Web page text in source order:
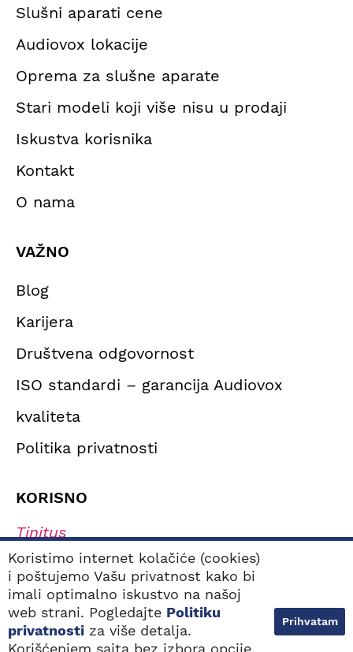
Slušni aparati cene
Audiovox lokacije
Oprema za slušne aparate
Stari modeli koji više nisu u prodaji
Iskustva korisnika
Kontakt
O nama
VAŽNO
Blog
Karijera
Društvena odgovornost
ISO standardi – garancija Audiovox
kvaliteta
Politika privatnosti
KORISNO
Tinitus
Simptomi oštećenja sluha
Tipovi oštećenja sluha
Navikavanje na slušni aparat
Kako odabrati najbolji slušni aparat?
Koristimo internet kolačiće (cookies)
i poštujemo Vašu privatnost kako bi
imali optimalno iskustvo na našoj
web strani. Pogledajte Politiku
privatnosti za više detalja.
Korišćenjem sajta bez izbora opcije
Prihvatam